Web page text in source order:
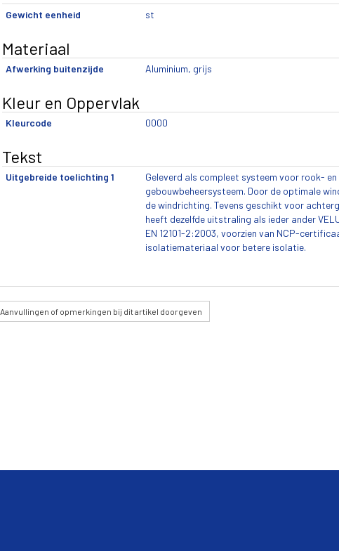
Gewicht eenheid
st
Materiaal
Afwerking buitenzijde Aluminium, grijs
Kleur en Oppervlak
Kleurcode 0000
Tekst
Uitgebreide toelichting 1
Geleverd als compleet systeem voor rook-
gebouwbeheersysteem. Door de optimale
de windrichting. Tevens geschikt voor
heeft dezelfde uitstraling als ieder ander
EN 12101-2:2003, voorzien van NCP-
isolatiemateriaal voor betere isolatie.
Aanvullingen of opmerkingen bij dit artikel doorgeven